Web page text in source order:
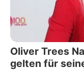
Oliver Trees
gelten für